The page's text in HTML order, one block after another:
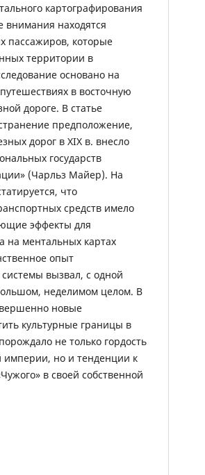
картографирования
внимания находятся
пассажиров, которые
территории в
основано на
в восточную
дороге. В статье
предположение,
дорог в XIX в. внесло
государств
(Чарльз Майер). На
что
средств имело
эффекты для
на ментальных картах
опыт
вызвал, с одной
неделимом целом. В
новые
культурные границы в
не только гордость
империи, но и тенденции к
в своей собственной